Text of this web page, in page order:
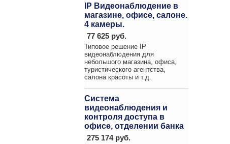
IP Видеонаблюдение в
магазине, офисе, салоне.
4 камеры.
77 625 руб.
Типовое решение IP
видеонаблюдения для
небольшого магазина, офиса,
туристического агентства,
салона красоты и т.д.
Система
видеонаблюдения и
контроля доступа в
офисе, отделении банка
275 174 руб.